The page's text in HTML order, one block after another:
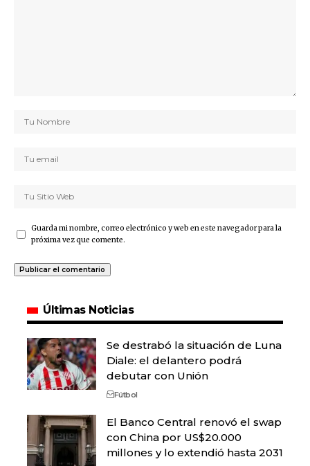
Guarda mi nombre, correo electrónico y web en este navegador para la
próxima vez que comente.
Últimas Noticias
Se destrabó la situación de Luna
Diale: el delantero podrá
debutar con Unión
Fútbol
El Banco Central renovó el swap
con China por US$20.000
millones y lo extendió hasta 2031